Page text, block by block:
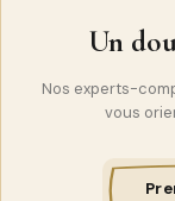
Un
Nos experts-
vous